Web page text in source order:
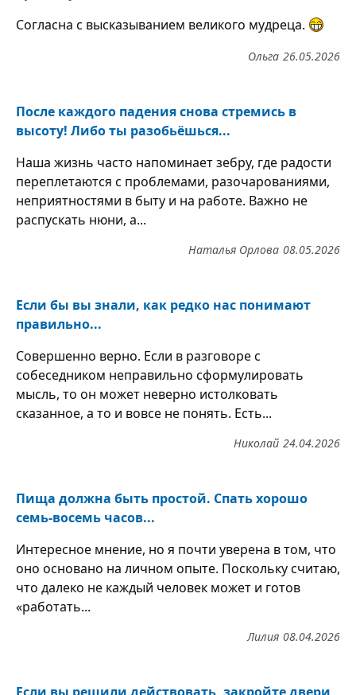
Согласна с высказыванием великого мудреца.
26.05.2026
Ольга
После каждого падения снова стремись в
высоту! Либо ты разобьёшься...
Наша жизнь часто напоминает зебру, где радости
переплетаются с проблемами, разочарованиями,
неприятностями в быту и на работе. Важно не
распускать нюни, а...
08.05.2026
Наталья Орлова
Если бы вы знали, как редко нас понимают
правильно...
Совершенно верно. Если в разговоре с
собеседником неправильно сформулировать
мысль, то он может неверно истолковать
сказанное, а то и вовсе не понять. Есть...
24.04.2026
Николай
Пища должна быть простой. Спать хорошо
семь-восемь часов...
Интересное мнение, но я почти уверена в том, что
оно основано на личном опыте. Поскольку считаю,
что далеко не каждый человек может и готов
«работать...
08.04.2026
Лилия